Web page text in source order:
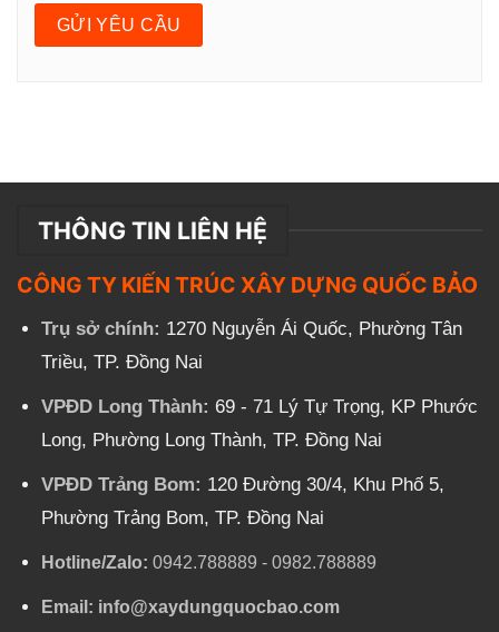
THÔNG TIN LIÊN HỆ
CÔNG TY KIẾN TRÚC XÂY DỰNG QUỐC BẢO
Trụ sở chính: 1270 Nguyễn Ái Quốc, Phường Tân
Triều, TP. Đồng Nai
VPĐD Long Thành: 69 - 71 Lý Tự Trọng, KP Phước
Long, Phường Long Thành, TP. Đồng Nai
VPĐD Trảng Bom: 120 Đường 30/4, Khu Phố 5,
Phường Trảng Bom, TP. Đồng Nai
Hotline/Zalo: 0942.788889 - 0982.788889
Email: info@xaydungquocbao.com